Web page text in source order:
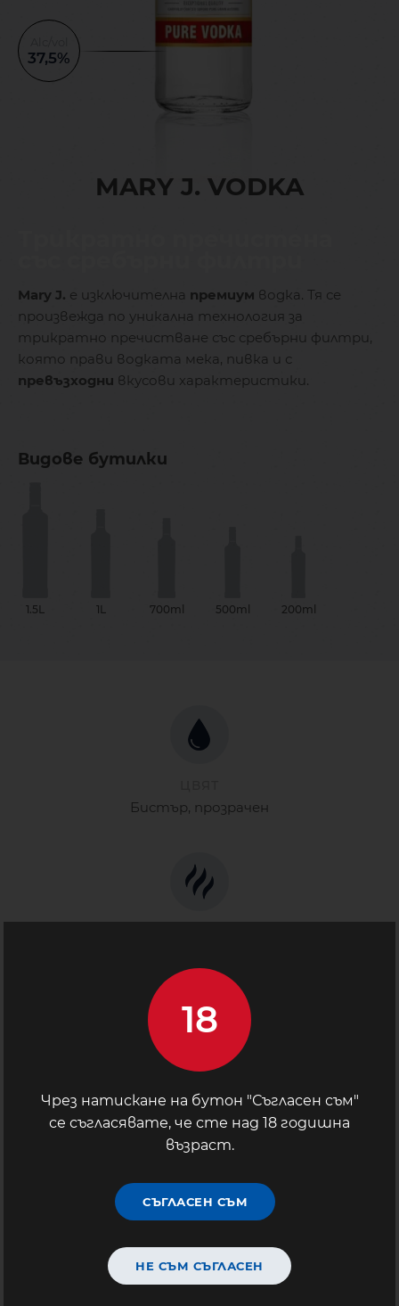
37,5%
MARY J. VODKA
Mary J. е изключителна премиум водка. Тя се
произвежда по уникална технология за
трикратно пречистване със сребърни филтри,
която прави водката мека, пивка и с
превъзходни вкусови характеристики.
Видове бутилки
1.5L 1L 700ml 500ml 200ml
Бистър, прозрачен
Заоблен, чист и продължителен, с елегантен
финал
18
Чрез натискане на бутон "Съгласен съм"
се съгласявате, че сте над 18 годишна
възраст.
СЪГЛАСЕН СЪМ
НЕ СЪМ СЪГЛАСЕН